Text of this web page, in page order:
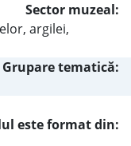
Sector muzeal:
argilei,
Grupare tematică:
este format din: